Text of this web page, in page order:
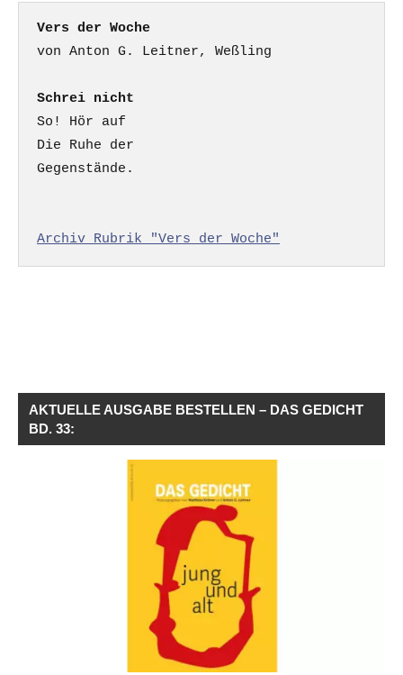
Vers der Woche
Schrei nicht
So! Hör auf
Die Ruhe der
Gegenstände.
Archiv Rubrik "Vers der Woche"
AKTUELLE AUSGABE BESTELLEN – DAS GEDICHT
BD. 33: